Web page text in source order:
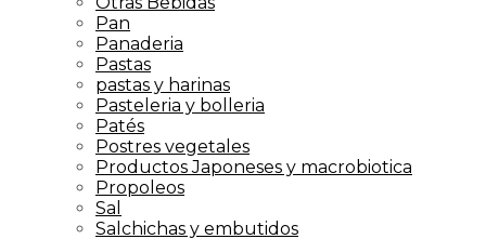
Pan
Panaderia
Pastas
pastas y harinas
Pasteleria y bolleria
Patés
Postres vegetales
Productos Japoneses y macrobiotica
Propoleos
Sal
Salchichas y embutidos